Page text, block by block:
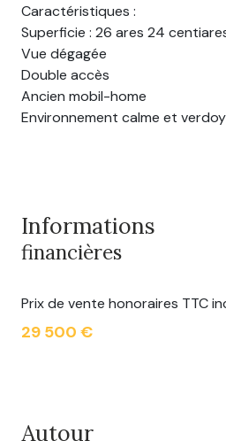
Caractéristiques :
Superficie : 26 ares 24
Vue dégagée
Double accès
Ancien mobil-home
Environnement calme et
Informations
financières
Prix de vente honoraires TTC
29 500 €
Autour